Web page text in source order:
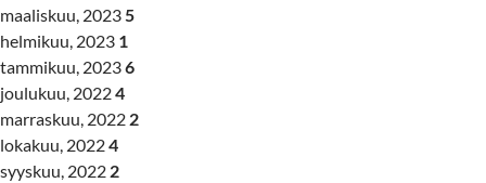
maaliskuu, 20235
helmikuu, 2023 1
tammikuu, 20236
joulukuu, 20224
marraskuu, 2022 2
lokakuu, 20224
syyskuu, 2022 2